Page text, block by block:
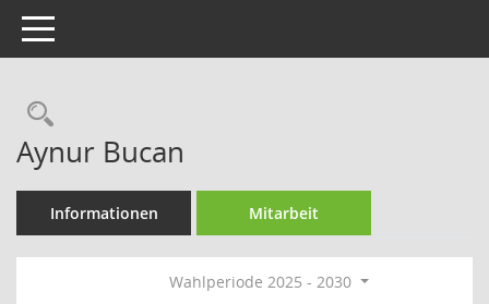
Toggle navigation
Rechercheauswahl
Aynur Bucan
Informationen Mitarbeit
Wahlperiode 2025 - 2030